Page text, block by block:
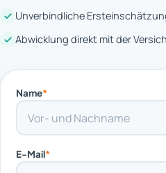
Unverbindliche
Abwicklung direkt mit der
Name*
E-Mail*